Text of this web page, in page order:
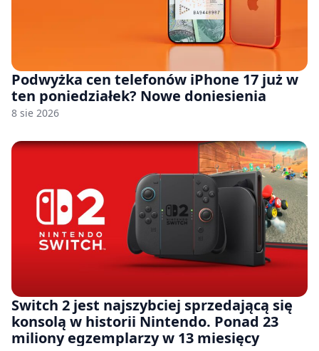
Podwyżka cen telefonów iPhone 17 już w
ten poniedziałek? Nowe doniesienia
8 sie 2026
Switch 2 jest najszybciej sprzedającą się
konsolą w historii Nintendo. Ponad 23
miliony egzemplarzy w 13 miesięcy